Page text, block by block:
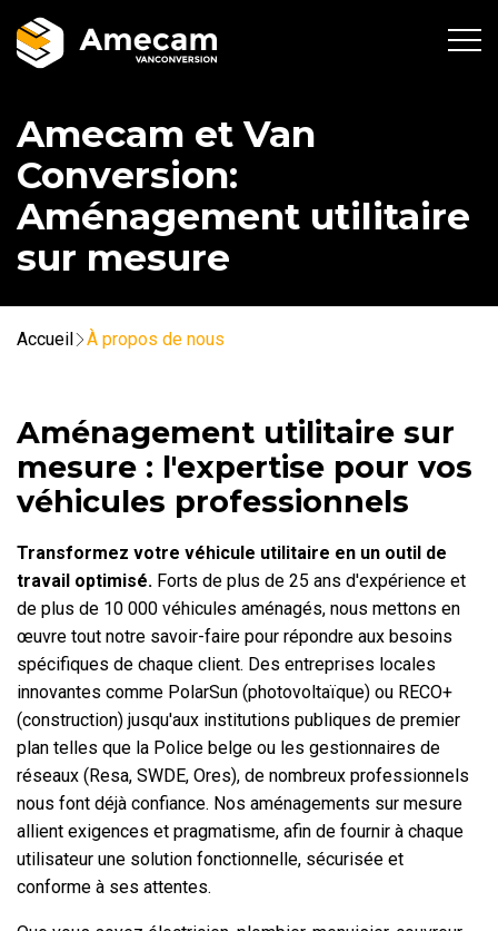
Amecam et Van
Conversion:
Aménagement utilitaire
sur mesure
Accueil À propos de nous
Aménagement utilitaire sur
mesure : l'expertise pour vos
véhicules professionnels
Transformez votre véhicule utilitaire en un outil de
travail optimisé. Forts de plus de 25 ans d'expérience et
de plus de 10 000 véhicules aménagés, nous mettons en
œuvre tout notre savoir-faire pour répondre aux besoins
spécifiques de chaque client. Des entreprises locales
innovantes comme PolarSun (photovoltaïque) ou RECO+
(construction) jusqu'aux institutions publiques de premier
plan telles que la Police belge ou les gestionnaires de
réseaux (Resa, SWDE, Ores), de nombreux professionnels
nous font déjà confiance. Nos aménagements sur mesure
allient exigences et pragmatisme, afin de fournir à chaque
utilisateur une solution fonctionnelle, sécurisée et
conforme à ses attentes.